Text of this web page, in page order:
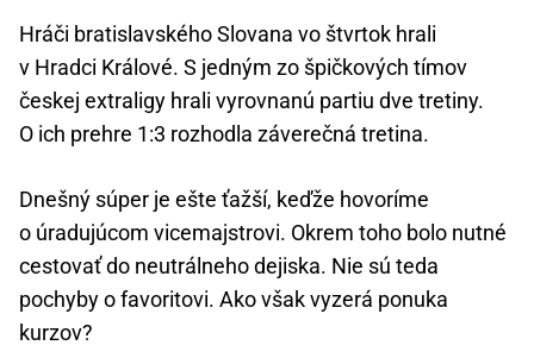
Hráči bratislavského Slovana vo štvrtok hrali
v Hradci Králové. S jedným zo špičkových tímov
českej extraligy hrali vyrovnanú partiu dve tretiny.
O ich prehre 1:3 rozhodla záverečná tretina.
Dnešný súper je ešte ťažší, keďže hovoríme
o úradujúcom vicemajstrovi. Okrem toho bolo nutné
cestovať do neutrálneho dejiska. Nie sú teda
pochyby o favoritovi. Ako však vyzerá ponuka
kurzov?